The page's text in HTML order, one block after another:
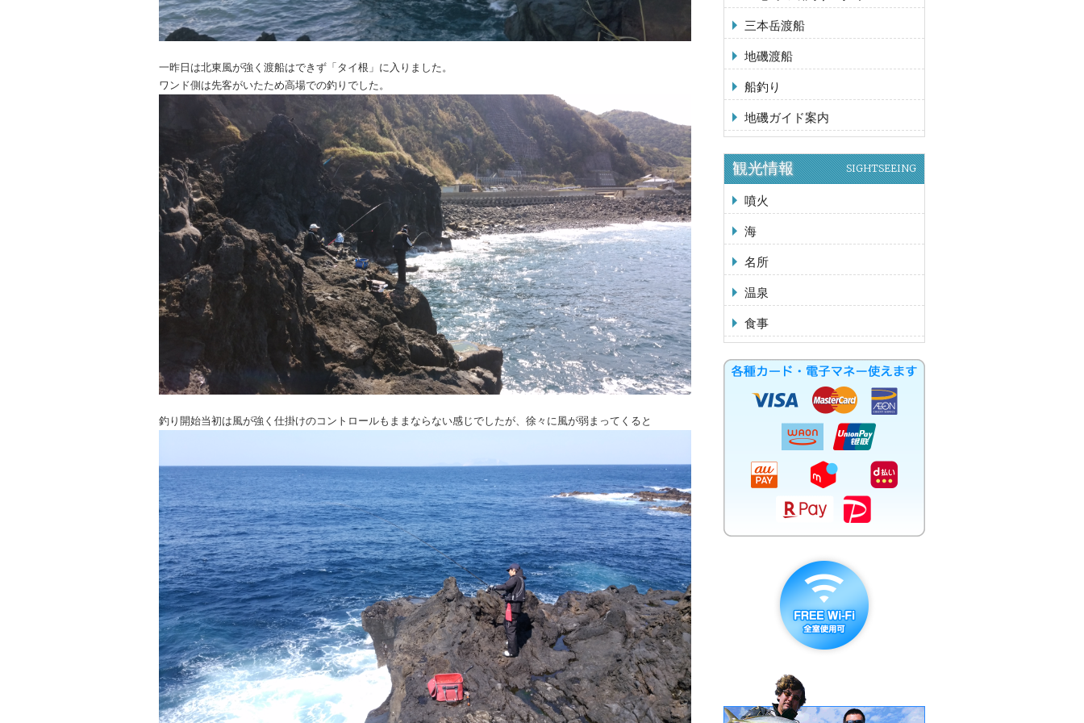
一昨日は北東風が強く渡船はできず「タイ根」に入りました。
ワンド側は先客がいたため高場での釣りでした。
釣り開始当初は風が強く仕掛けのコントロールもままならない感じでしたが、徐々に風が弱まってくると
三本岳渡船
地磯渡船
船釣り
地磯ガイド案内
観光情報 SIGHTSEEING
噴火
海
名所
温泉
食事